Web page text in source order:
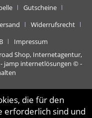
Gutscheine
Widerrufsrecht
Impressum
Shop, Internetagentur,
jamp internetlösungen © -
die für den
erforderlich sind und